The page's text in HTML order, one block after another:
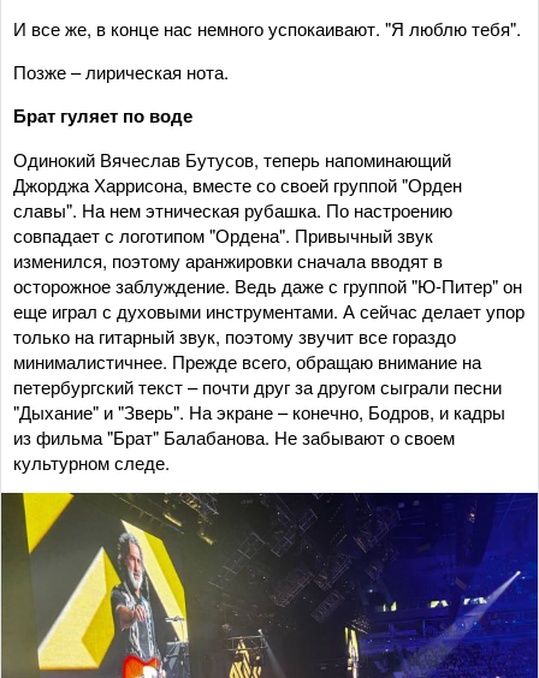
И все же, в конце нас немного успокаивают. "Я люблю тебя".
Позже – лирическая нота.
Брат гуляет по воде
Одинокий Вячеслав Бутусов, теперь напоминающий
Джорджа Харрисона, вместе со своей группой "Орден
славы". На нем этническая рубашка. По настроению
совпадает с логотипом "Ордена". Привычный звук
изменился, поэтому аранжировки сначала вводят в
осторожное заблуждение. Ведь даже с группой "Ю-Питер" он
еще играл с духовыми инструментами. А сейчас делает упор
только на гитарный звук, поэтому звучит все гораздо
минималистичнее. Прежде всего, обращаю внимание на
петербургский текст – почти друг за другом сыграли песни
"Дыхание" и "Зверь". На экране – конечно, Бодров, и кадры
из фильма "Брат" Балабанова. Не забывают о своем
культурном следе.